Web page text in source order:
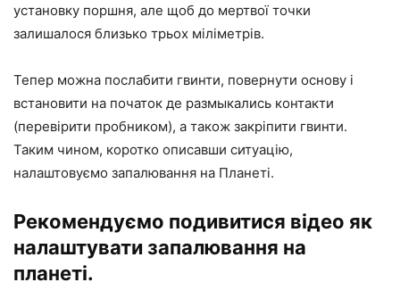
установку поршня, але щоб до мертвої точки
залишалося близько трьох міліметрів.
Тепер можна послабити гвинти, повернути основу і
встановити на початок де размыкались контакти
(перевірити пробником), а також закріпити гвинти.
Таким чином, коротко описавши ситуацію,
налаштовуємо запалювання на Планеті.
Рекомендуємо подивитися відео як
налаштувати запалювання на
планеті.